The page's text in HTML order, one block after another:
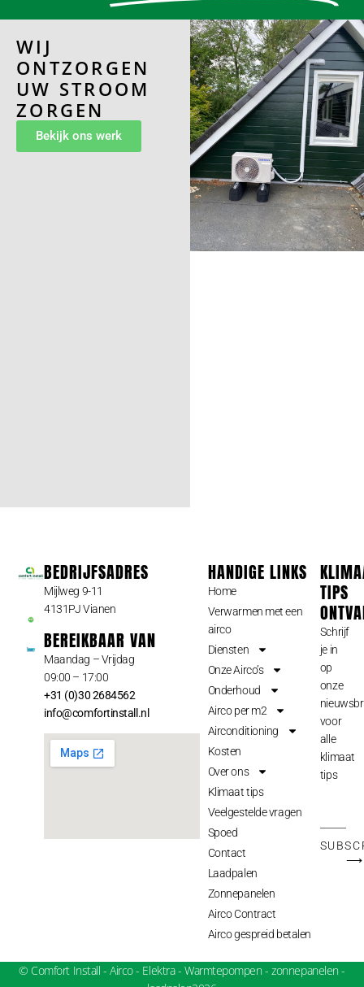
WIJ
ONTZORGEN
UW STROOM
ZORGEN
Bekijk ons werk
BEDRIJFSADRES
Mijlweg 9-11
4131PJ Vianen
BEREIKBAAR VAN
Maandag – Vrijdag
09:00 – 17:00
+31 (0)30 2684562
info@comfortinstall.nl
HANDIGE LINKS
Home
Verwarmen met een
airco
Diensten
Onze Airco’s
Onderhoud
Airco per m2
Airconditioning
Kosten
Over ons
Klimaat tips
Veelgestelde vragen
Spoed
Contact
Laadpalen
Zonnepanelen
Airco Contract
Airco gespreid betalen
TIPS
Schrijf
je in
op
onze
voor
alle
klimaat
tips
⟶
© Comfort Install - Airco - Elektra - Warmtepompen - zonnepanelen -